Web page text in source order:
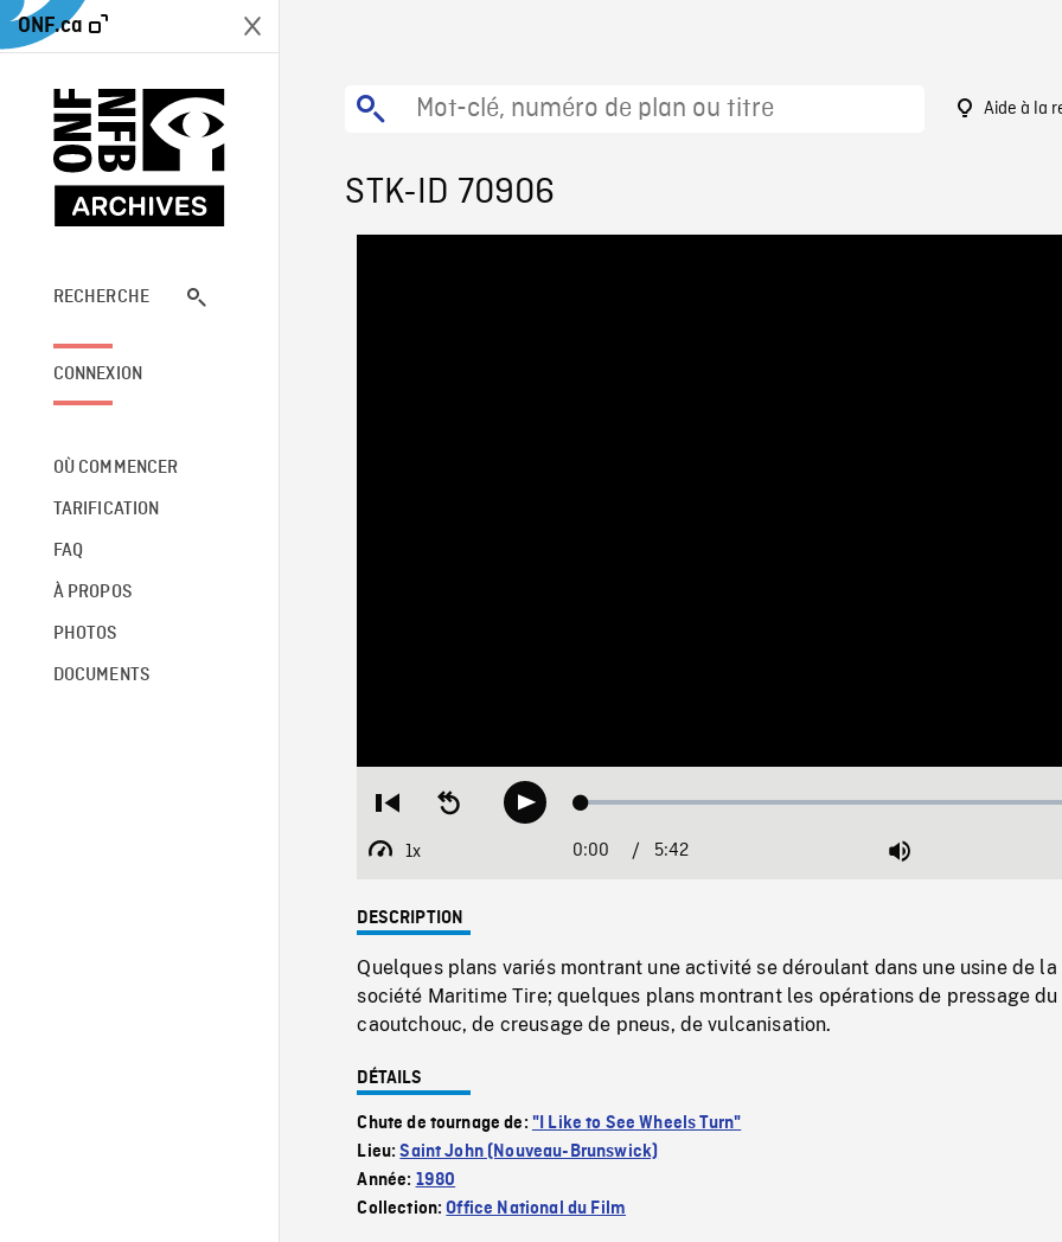
ONF.ca
RECHERCHE
CONNEXION
OÙ COMMENCER
TARIFICATION
FAQ
À PROPOS
PHOTOS
DOCUMENTS
Aide à la
STK-ID 70906
Restart
beginning
Seek
backwardPlay Loaded:
1x
Playback
Current
0:00 / Duration
5:42 Mute
DESCRIPTION
Quelques plans variés montrant une activité se déroulant dans une usine de la
société Maritime Tire; quelques plans montrant les opérations de pressage du
caoutchouc, de creusage de pneus, de vulcanisation.
DÉTAILS
Chute de tournage de: "I Like to See Wheels Turn"
Lieu:Saint John (Nouveau-Brunswick)
Année: 1980
Collection:Office National du Film